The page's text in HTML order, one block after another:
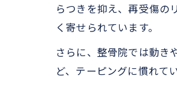
らつきを抑え、再受傷の
く寄せられています。
さらに、整骨院では動き
ど、テーピングに慣れて